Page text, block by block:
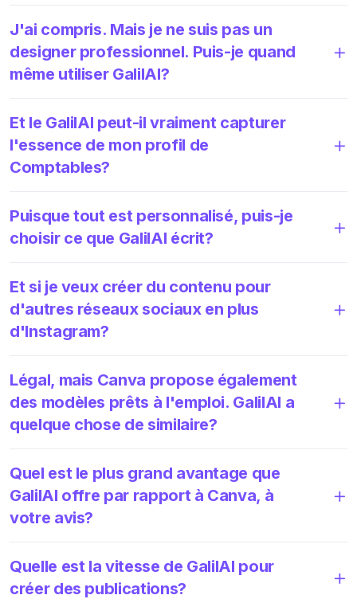
J'ai compris. Mais je ne suis pas un
designer professionnel. Puis-je quand
même utiliser GalilAI?
Et le GalilAI peut-il vraiment capturer
l'essence de mon profil de
Comptables?
Puisque tout est personnalisé, puis-je
choisir ce que GalilAI écrit?
Et si je veux créer du contenu pour
d'autres réseaux sociaux en plus
d'Instagram?
Légal, mais Canva propose également
des modèles prêts à l'emploi. GalilAI a
quelque chose de similaire?
Quel est le plus grand avantage que
GalilAI offre par rapport à Canva, à
votre avis?
Quelle est la vitesse de GalilAI pour
créer des publications?